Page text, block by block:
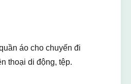
áo cho chuyến đi
thoại di động, tệp.